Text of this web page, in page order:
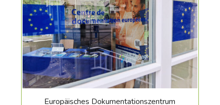
Europäisches Dokumentationszentrum